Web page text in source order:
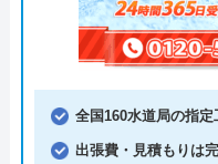
全国160水道局の指定
出張費・見積もりは